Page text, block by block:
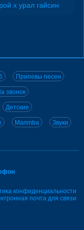
х урал гайсин
Припевы песен
звонок
Детские
Marimba Звуки
конфиденциальности
почта для связи